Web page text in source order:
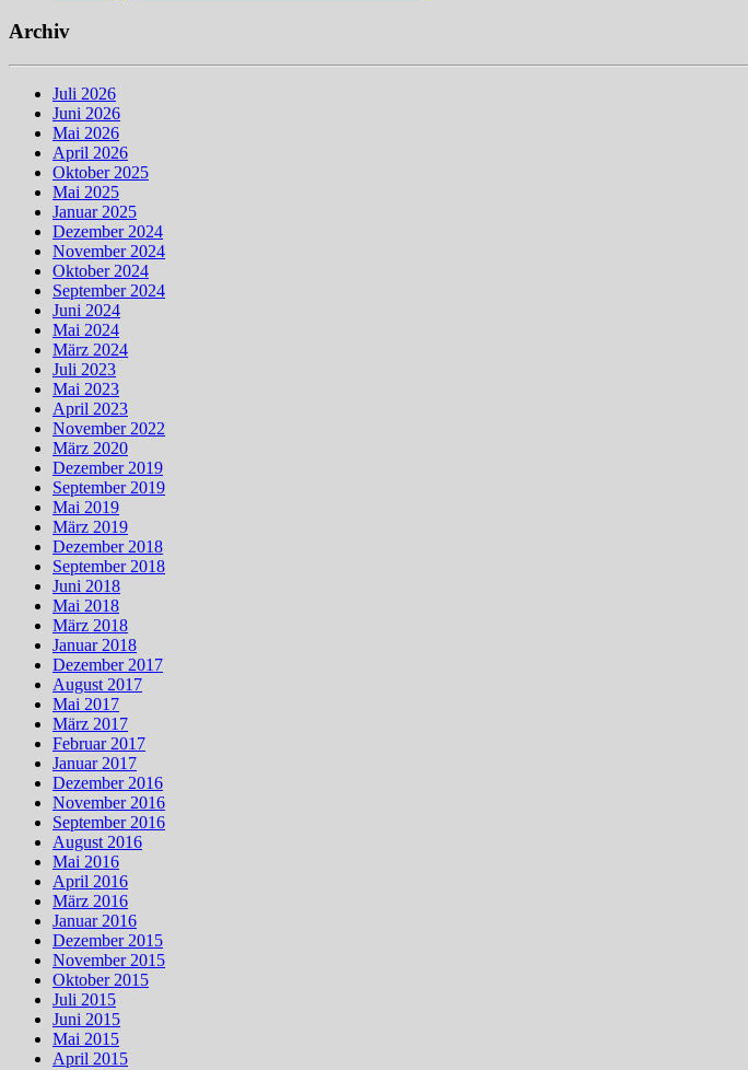
Archiv
Juli 2026
Juni 2026
Mai 2026
April 2026
Oktober 2025
Mai 2025
Januar 2025
Dezember 2024
November 2024
Oktober 2024
September 2024
Juni 2024
Mai 2024
März 2024
Juli 2023
Mai 2023
April 2023
November 2022
März 2020
Dezember 2019
September 2019
Mai 2019
März 2019
Dezember 2018
September 2018
Juni 2018
Mai 2018
März 2018
Januar 2018
Dezember 2017
August 2017
Mai 2017
März 2017
Februar 2017
Januar 2017
Dezember 2016
November 2016
September 2016
August 2016
Mai 2016
April 2016
März 2016
Januar 2016
Dezember 2015
November 2015
Oktober 2015
Juli 2015
Juni 2015
Mai 2015
April 2015